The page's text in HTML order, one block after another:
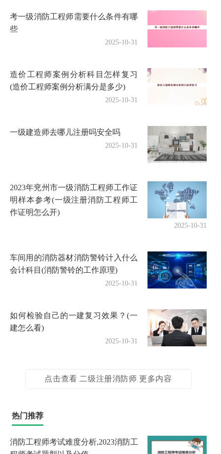
考一级消防工程师需要什么条件有哪
些
2025-10-31
造价工程师案例分析科目怎样复习
(造价工程师案例分析满分是多少)
2025-10-31
一级建造师去哪儿注册吗安全吗
2025-10-31
2023年兖州市一级消防工程师工作证
明样本参考(一级注册消防工程师工
作证明怎么开)
2025-10-31
车间用的消防器材消防警铃计入什么
会计科目(消防警铃的工作原理)
2025-10-31
如何检验自己的一建复习效果？(一
建怎么看)
2025-10-31
点击查看 二级注册消防师 更多内容
热门推荐
消防工程师考试难度分析,2023消防工